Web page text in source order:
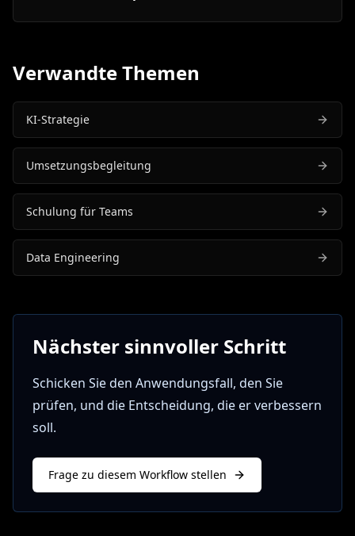
Verwandte Themen
KI-Strategie
Umsetzungsbegleitung
Schulung für Teams
Data Engineering
Nächster sinnvoller Schritt
Schicken Sie den Anwendungsfall, den Sie
prüfen, und die Entscheidung, die er verbessern
soll.
Frage zu diesem Workflow stellen